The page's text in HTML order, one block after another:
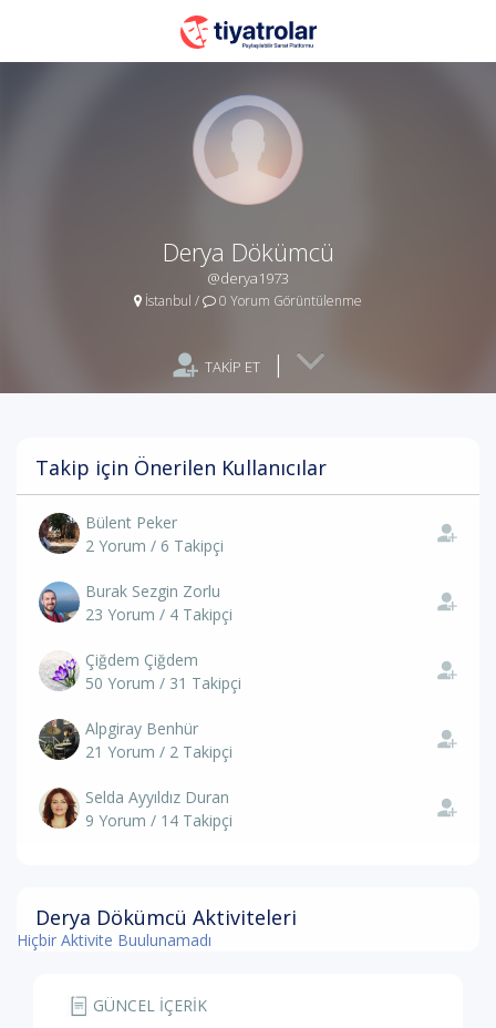
Derya Dökümcü
@derya1973
İstanbul / 0 Yorum Görüntülenme
TAKİP ET |
Takip için Önerilen Kullanıcılar
Bülent Peker
2 Yorum / 6 Takipçi
Burak Sezgin Zorlu
23 Yorum / 4 Takipçi
Çiğdem Çiğdem
50 Yorum / 31 Takipçi
Alpgiray Benhür
21 Yorum / 2 Takipçi
Selda Ayyıldız Duran
9 Yorum / 14 Takipçi
Derya Dökümcü Aktiviteleri
Hiçbir Aktivite Buulunamadı
GÜNCEL İÇERİK